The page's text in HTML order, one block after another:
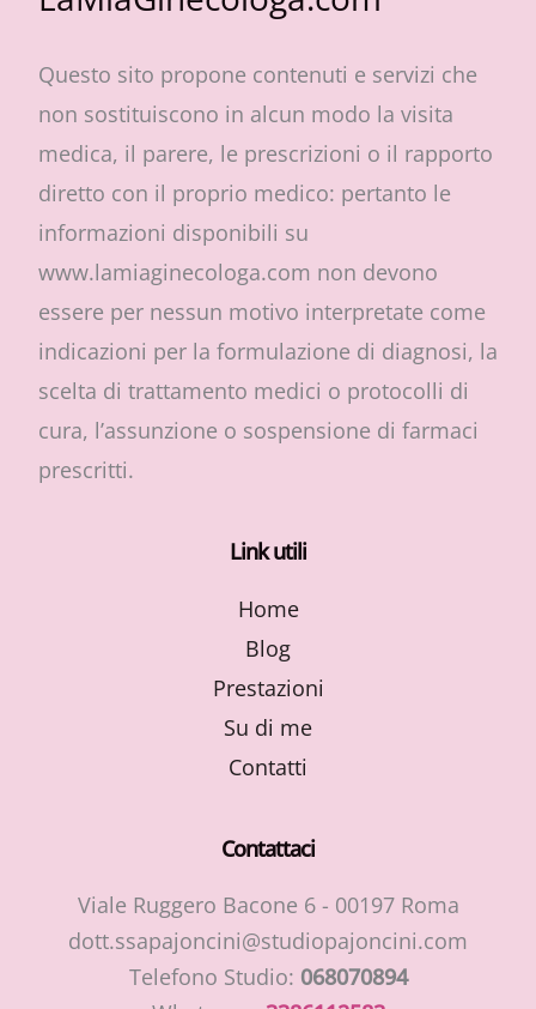
Questo sito propone contenuti e servizi che
non sostituiscono in alcun modo la visita
medica, il parere, le prescrizioni o il rapporto
diretto con il proprio medico: pertanto le
informazioni disponibili su
www.lamiaginecologa.com non devono
essere per nessun motivo interpretate come
indicazioni per la formulazione di diagnosi, la
scelta di trattamento medici o protocolli di
cura, l’assunzione o sospensione di farmaci
prescritti.
Link utili
Home
Blog
Prestazioni
Su di me
Contatti
Contattaci
Viale Ruggero Bacone 6 - 00197 Roma
dott.ssapajoncini@studiopajoncini.com
Telefono Studio: 068070894